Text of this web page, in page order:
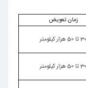
زمان تعویض
30 تا 50 هزار کیلومتر
30 تا 50 هزار کیلومتر